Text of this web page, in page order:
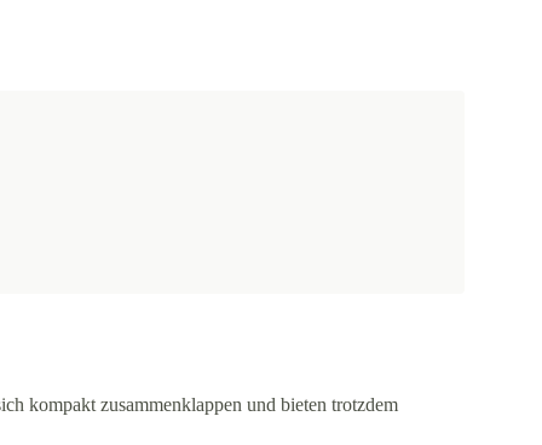
kompakt zusammenklappen und bieten trotzdem